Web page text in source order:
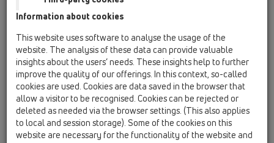
dall’installatore.
Una ricapitolazione della nostra gamma di prodotti ed altre
informazioni si trovano sulla mappa sito seguente.
Home
Prodotti
Panoramica del Prodotto
01 Sifoni per cucina
Information about cookies
This website uses software to analyse the usage of the
website. The analysis of these data can provide valuable
insights about the users’ needs. These insights help to further
improve the quality of our offerings. In this context, so-called
cookies are used. Cookies are data saved in the browser that
allow a visitor to be recognised. Cookies can be rejected or
deleted as needed via the browser settings. (This also applies
to local and session storage). Some of the cookies on this
website are necessary for the functionality of the website and